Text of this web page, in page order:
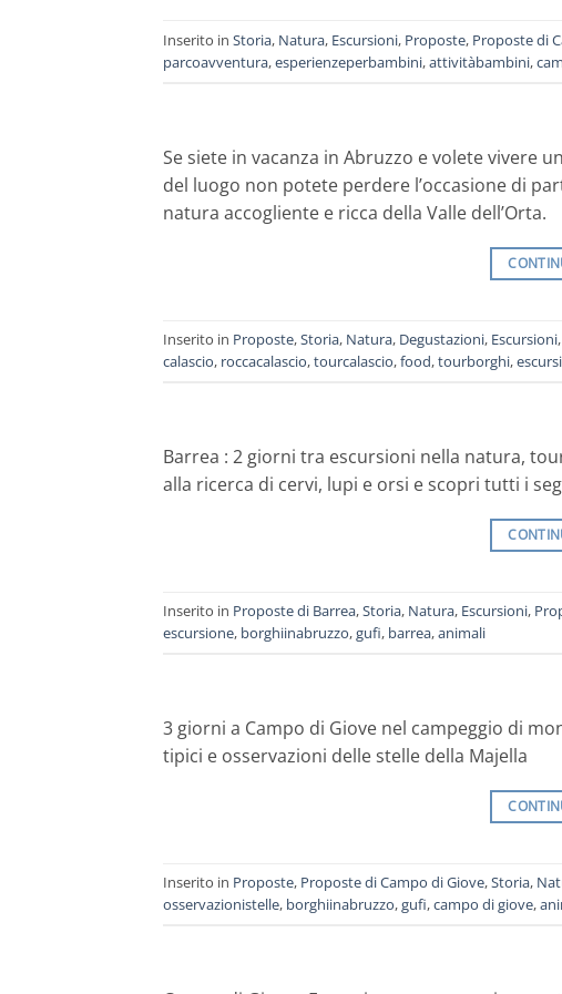
Inserito in Storia, Natura, Escursioni, Proposte, Proposte di
parcoavventura,esperienzeperbambini,attivitàbambini,
Se siete in vacanza in Abruzzo e volete vivere
del luogo non potete perdere l’occasione di
natura accogliente e ricca della Valle dell’Orta.
Inserito in Proposte,Storia, Natura, Degustazioni, Escursioni,
calascio, roccacalascio,tourcalascio,food,tourborghi,
Barrea : 2 giorni tra escursioni nella natura,
alla ricerca di cervi, lupi e orsi e scopri tutti i
Inserito in Proposte di Barrea,Storia, Natura, Escursioni,
escursione, borghiinabruzzo,gufi, barrea,animali
3 giorni a Campo di Giove nel campeggio di
tipici e osservazioni delle stelle della Majella
Inserito in Proposte, Proposte di Campo di Giove,Storia,
osservazionistelle, borghiinabruzzo,gufi,campo di giove,